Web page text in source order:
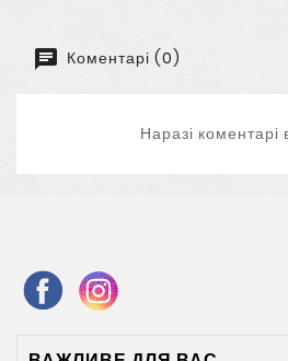
Коментарі (0)
Наразі коментарі